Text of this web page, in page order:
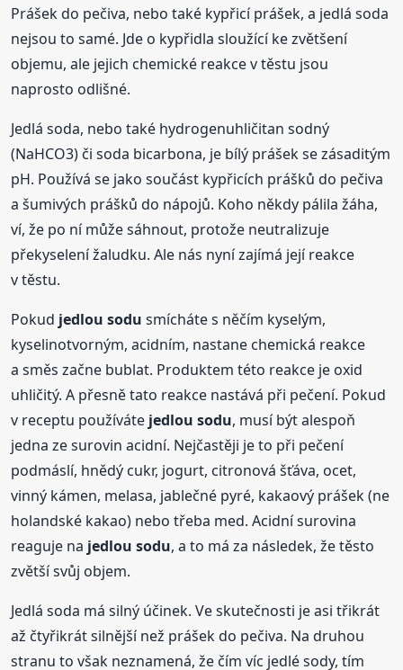
Prášek do pečiva, nebo také kypřicí prášek, a jedlá soda
nejsou to samé. Jde o kypřidla sloužící ke zvětšení
objemu, ale jejich chemické reakce v těstu jsou
naprosto odlišné.
Jedlá soda, nebo také hydrogenuhličitan sodný
(NaHCO3) či soda bicarbona, je bílý prášek se zásaditým
pH. Používá se jako součást kypřicích prášků do pečiva
a šumivých prášků do nápojů. Koho někdy pálila žáha,
ví, že po ní může sáhnout, protože neutralizuje
překyselení žaludku. Ale nás nyní zajímá její reakce
v těstu.
Pokud jedlou sodu smícháte s něčím kyselým,
kyselinotvorným, acidním, nastane chemická reakce
a směs začne bublat. Produktem této reakce je oxid
uhličitý. A přesně tato reakce nastává při pečení. Pokud
v receptu používáte jedlou sodu, musí být alespoň
jedna ze surovin acidní. Nejčastěji je to při pečení
podmáslí, hnědý cukr, jogurt, citronová šťáva, ocet,
vinný kámen, melasa, jablečné pyré, kakaový prášek (ne
holandské kakao) nebo třeba med. Acidní surovina
reaguje na jedlou sodu, a to má za následek, že těsto
zvětší svůj objem.
Jedlá soda má silný účinek. Ve skutečnosti je asi třikrát
až čtyřikrát silnější než prášek do pečiva. Na druhou
stranu to však neznamená, že čím víc jedlé sody, tím